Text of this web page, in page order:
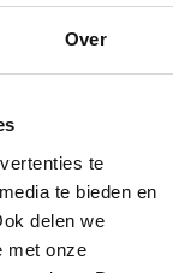
Over
te
te bieden en
delen we
met onze